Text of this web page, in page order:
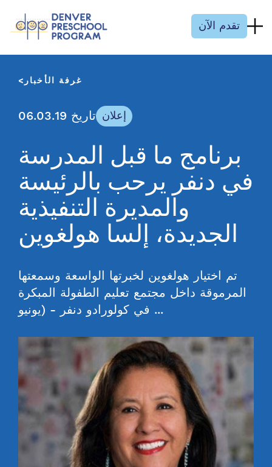
تقدم الآن
غرفة الأخبار
تاريخ 06.03.19 إعلان
برنامج ما قبل المدرسة
في دنفر يرحب بالرئيسة
والمديرة التنفيذية
الجديدة، إلسا هولغوين
تم اختيار هولغوين لخبرتها الواسعة وسمعتها
المرموقة داخل مجتمع تعليم الطفولة المبكرة
في كولورادو دنفر - (يونيو ...